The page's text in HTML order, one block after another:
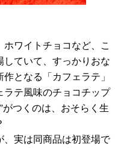
ワイトチョコなど、こ
ていて、すっかりおな
となる「カフェラテ」
ラテ風味のチョコチップ
がつくのは、おそらく生
、実は同商品は初登場で